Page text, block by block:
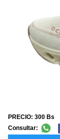
PRECIO: 300 Bs
Consultar: